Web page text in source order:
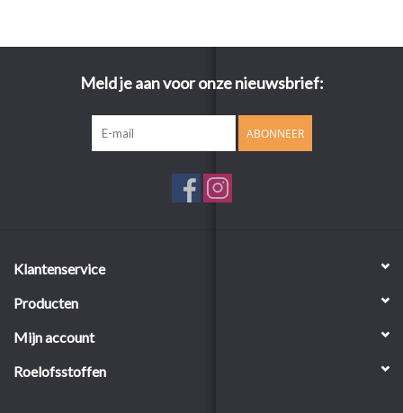
Meld je aan voor onze nieuwsbrief:
ABONNEER
Klantenservice
Producten
Mijn account
Roelofsstoffen